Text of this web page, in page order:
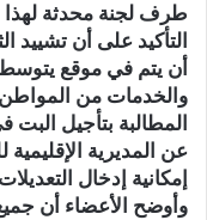
طرف لجنة محدثة لهذا
التأكيد على أن تشييد
أن يتم في موقع يتوسط
والخدمات من
المطالبة بتأجيل
عن المديرية
إمكانية إدخال
وأوضح الأعضاء أن